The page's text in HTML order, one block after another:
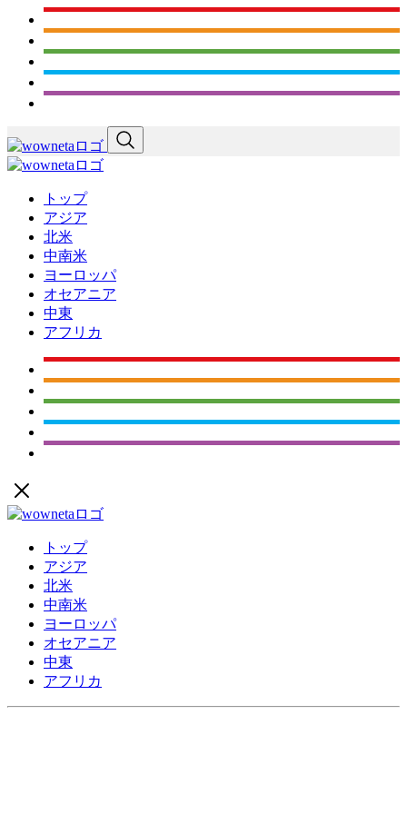
トップ
アジア
北米
中南米
ヨーロッパ
オセアニア
中東
アフリカ
トップ
アジア
北米
中南米
ヨーロッパ
オセアニア
中東
アフリカ